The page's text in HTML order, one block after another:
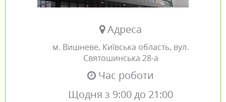
Адреса
м. Вишневе, Київська область, вул.
Святошинська 28-а
Час роботи
Щодня з 9:00 до 21:00